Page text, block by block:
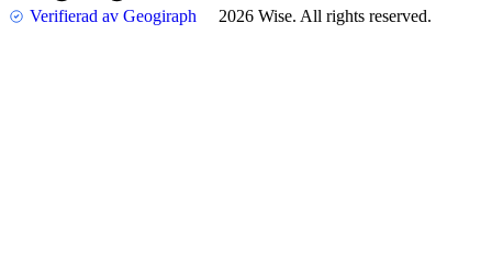
Verifierad av Geogiraph 2026 Wise. All rights reserved.